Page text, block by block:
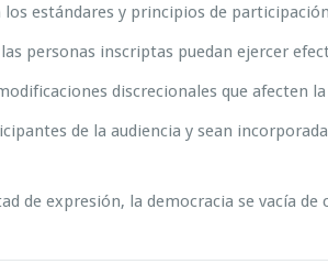
estándares y principios de
personas inscriptas puedan ejercer
discrecionales que afecten
de la audiencia y sean
de expresión, la democracia se vacía de